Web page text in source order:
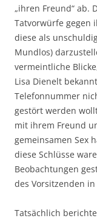
„ihren Freund“ ab.
Tatvorwürfe gegen
diese als
Mundlos)
vermeintliche
Lisa Dienelt
Telefonnummer
gestört werden
mit ihrem Freund
gemeinsamen Sex
diese Schlüsse
Beobachtungen
des Vorsitzenden
Tatsächlich